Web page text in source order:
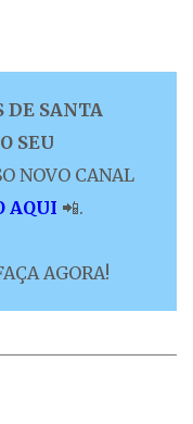
DE SANTA
SEU
NOVO CANAL
AQUI 📲.
AGORA!